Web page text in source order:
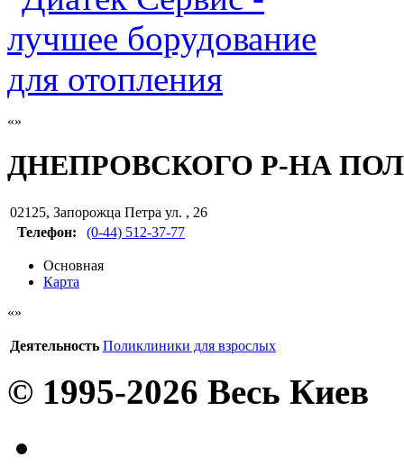
ДНЕПРОВСКОГО Р-НА
02125, Запорожца Петра ул. , 26
Телефон:
(0-44) 512-37-77
Основная
Карта
Деятельность Поликлиники для взрослых
© 1995-2026 Весь Киев